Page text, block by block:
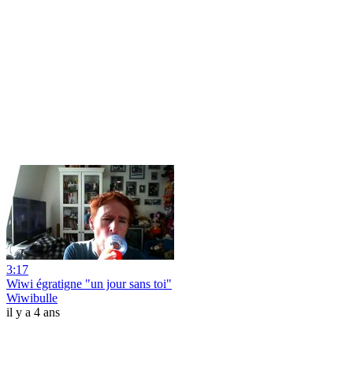
3:17
Wiwi égratigne "un jour sans toi"
Wiwibulle
il y a 4 ans